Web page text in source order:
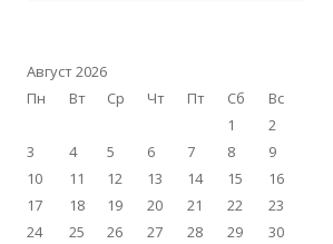
Август 2026
Пн
Вт Ср Чт Пт Сб
Вс
1
2
3
4 5 6 7 8
9
10
11 12 13 14 15
16
17
18 19 20 21 22
23
24
25 26 27 28 29
30